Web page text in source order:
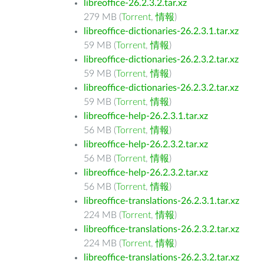
libreoffice-26.2.3.2.tar.xz
279 MB (Torrent,情報)
libreoffice-dictionaries-26.2.3.1.tar.xz
59 MB (Torrent,情報)
libreoffice-dictionaries-26.2.3.2.tar.xz
59 MB (Torrent,情報)
libreoffice-dictionaries-26.2.3.2.tar.xz
59 MB (Torrent,情報)
libreoffice-help-26.2.3.1.tar.xz
56 MB (Torrent,情報)
libreoffice-help-26.2.3.2.tar.xz
56 MB (Torrent,情報)
libreoffice-help-26.2.3.2.tar.xz
56 MB (Torrent,情報)
libreoffice-translations-26.2.3.1.tar.xz
224 MB (Torrent,情報)
libreoffice-translations-26.2.3.2.tar.xz
224 MB (Torrent,情報)
libreoffice-translations-26.2.3.2.tar.xz